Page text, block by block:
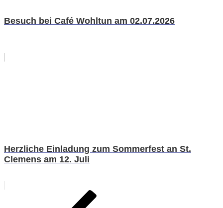
Besuch bei Café Wohltun am 02.07.2026
Herzliche Einladung zum Sommerfest an St.
Clemens am 12. Juli
Beitragsnavigation